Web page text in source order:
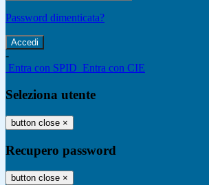
Password dimenticata?
-
Entra con SPID Entra con CIE
Seleziona utente
button close ×
Recupero password
button close ×